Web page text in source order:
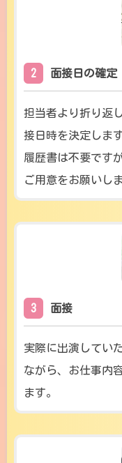
2 面接日の確定
担当者より折り返
接日時を決定します
履歴書は不要です
ご用意をお願いしま
3 面接
実際に出演してい
ながら、お仕事内
ます。